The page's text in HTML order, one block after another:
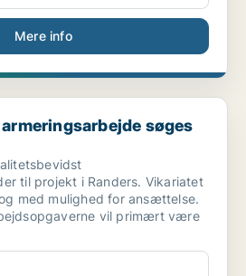
Mere info
søges til projekt...
søges
til projekt i Randers. Vikariatet
med mulighed for ansættelse.
vil primært være